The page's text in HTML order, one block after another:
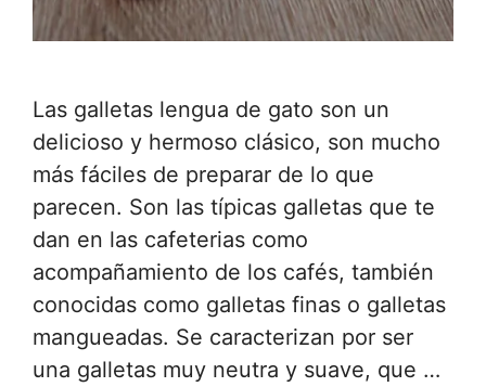
Las galletas lengua de gato son un
delicioso y hermoso clásico, son mucho
más fáciles de preparar de lo que
parecen. Son las típicas galletas que te
dan en las cafeterias como
acompañamiento de los cafés, también
conocidas como galletas finas o galletas
mangueadas. Se caracterizan por ser
una galletas muy neutra y suave, que …